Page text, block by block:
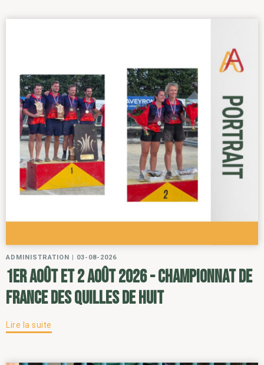
ADMINISTRATION 03-08-2026
1er août et 2 août 2026 - Championnat de
France des Quilles de Huit
Lire la suite